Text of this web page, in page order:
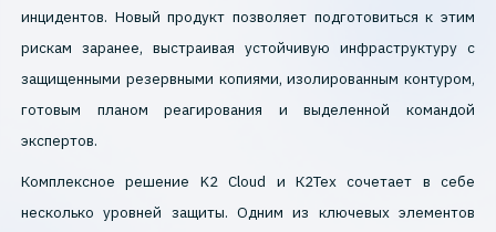
инцидентов. Новый продукт позволяет подготовиться к этим
рискам заранее, выстраивая устойчивую инфраструктуру с
защищенными резервными копиями, изолированным контуром,
готовым планом реагирования и выделенной командой
экспертов.
Комплексное решение K2 Cloud и К2Тех сочетает в себе
несколько уровней защиты. Одним из ключевых элементов